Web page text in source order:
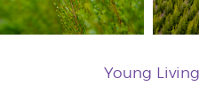
Young